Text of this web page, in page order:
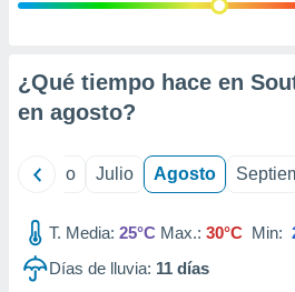
e
mediante
de
¿Qué tiempo hace en
en agosto?
Junio Julio Agosto
T. Media: 25°C Max.: 30°C Min:
Días de lluvia: 11 días